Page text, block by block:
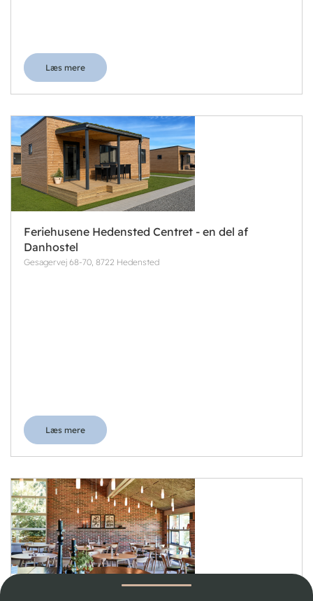
Læs mere
Feriehusene Hedensted Centret - en del af
Danhostel
Gesagervej 68-70, 8722 Hedensted
Læs mere